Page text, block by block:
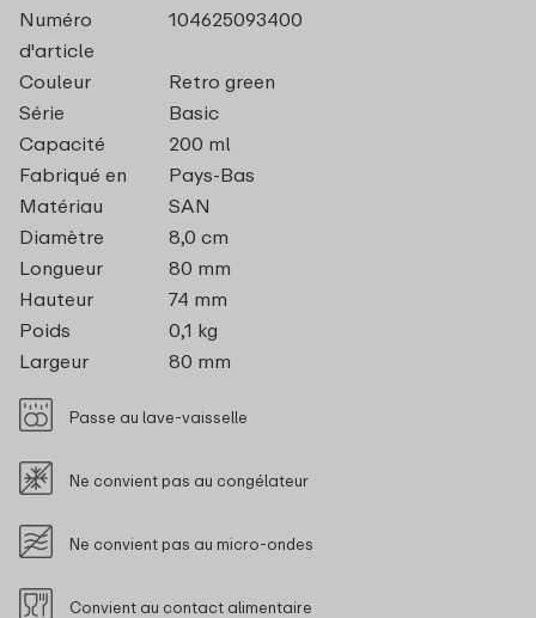
Numéro
d'article
104625093400
Couleur
Retro green
Série
Basic
Capacité
200 ml
Fabriqué en
Pays-Bas
Matériau
SAN
Diamètre
8,0 cm
Longueur
80 mm
Hauteur
74 mm
Poids
0,1 kg
Largeur
80 mm
Passe au lave-vaisselle
Ne convient pas au congélateur
Ne convient pas au micro-ondes
Convient au contact alimentaire